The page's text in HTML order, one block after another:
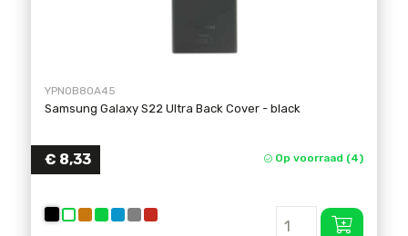
YPNOB8OA45
Samsung Galaxy S22 Ultra Back Cover - black
€ 8,33 Op voorraad (4)